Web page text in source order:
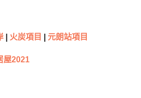
| 火炭項目 元朗站項目
屋2021